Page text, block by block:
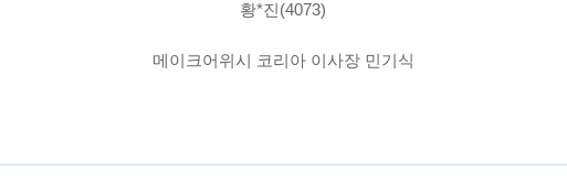
황*진(4073)
메이크어위시 코리아 이사장 민기식